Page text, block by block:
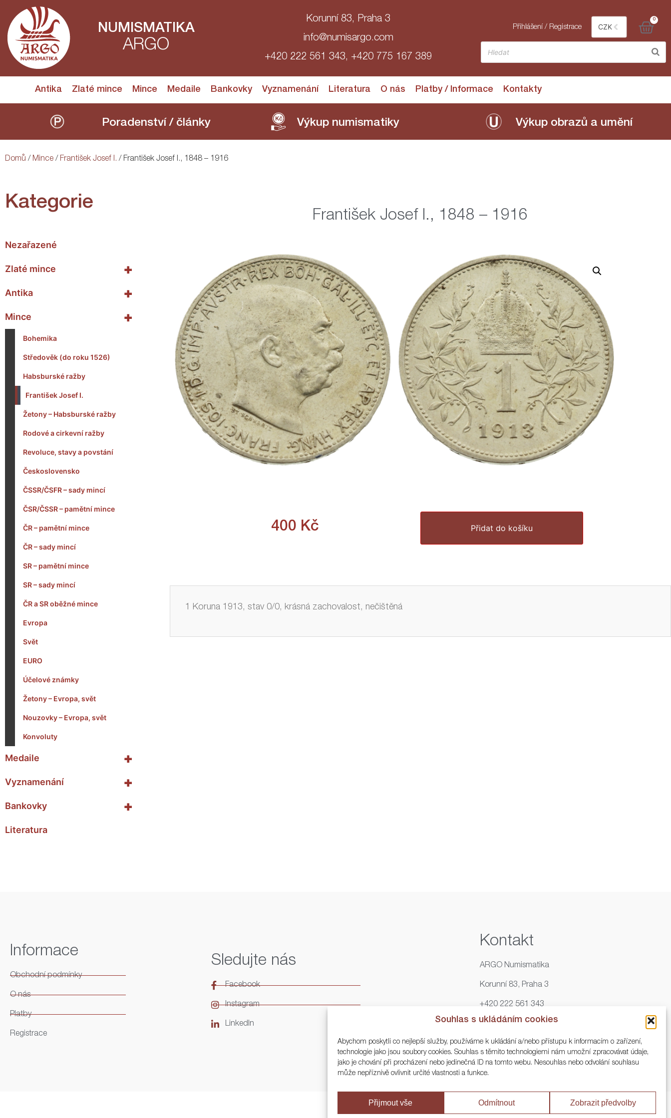
Souhlas s ukládáním cookies
Abychom poskytli co nejlepší služby, používáme k ukládání a/nebo přístupu k informacím o zařízení,
technologie jako jsou soubory cookies. Souhlas s těmito technologiemi nám umožní zpracovávat údaje,
jako je chování při procházení nebo jedinečná ID na tomto webu. Nesouhlas nebo odvolání souhlasu
může nepříznivě ovlivnit určité vlastnosti a funkce.
Přijmout vše Odmítnout Zobrazit předvolby
NUMISMATIKA
ARGO
Korunní 83, Praha 3
info@numisargo.com
+420 222 561 343, +420 775 167 389
Přihlášení / Registrace CZK
0
Antika Zlaté mince Mince Medaile Bankovky Vyznamenání Literatura O nás Platby / Informace Kontakty
Poradenství / články Výkup numismatiky Výkup obrazů a umění
Domů / Mince / František Josef I. / František Josef I., 1848 – 1916
Kategorie
Nezařazené
+
Zlaté mince
+
Antika
+
Mince
Bohemika
Středověk (do roku 1526)
Habsburské ražby
František Josef I.
Žetony – Habsburské ražby
Rodové a cirkevní ražby
Revoluce, stavy a povstání
Československo
ČSSR/ČSFR – sady mincí
ČSR/ČSSR – pamětní mince
ČR – pamětní mince
ČR – sady mincí
SR – pamětní mince
SR – sady mincí
ČR a SR oběžné mince
Evropa
Svět
EURO
Účelové známky
Žetony – Evropa, svět
Nouzovky – Evropa, svět
Konvoluty
+
Medaile
+
Vyznamenání
+
Bankovky
Literatura
František Josef I., 1848 – 1916
400 Kč Přidat do košíku
1 Koruna 1913, stav 0/0, krásná zachovalost, nečištěná
Informace
Obchodní podmínky
O nás
Platby
Registrace
Sledujte nás
Facebook
Instagram
LinkedIn
Kontakt
ARGO Numismatika
Korunní 83, Praha 3
+420 222 561 343
+420 773 025 117
info@numisargo.com